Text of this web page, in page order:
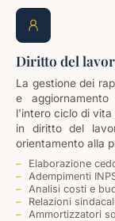
Diritto del
La gestione dei
e
l'intero ciclo di
in diritto del
orientamento alla
Elaborazione
Adempimenti
Analisi costi e
Relazioni
Ammortizzatori